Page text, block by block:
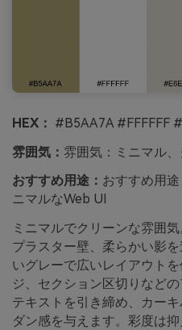
HEX： #B5AA7A #FFFFFF
雰囲気： 雰囲気：ミニマル
おすすめ用途： おすすめ用
ニマルなWeb UI
ミニマルでクリーンな雰囲
プラスター壁、柔らかい影
いグレーで広いレイアウト
ジ、セクション区切りなど
テキストを引き締め、カー
ダン感を与えます。彩度は